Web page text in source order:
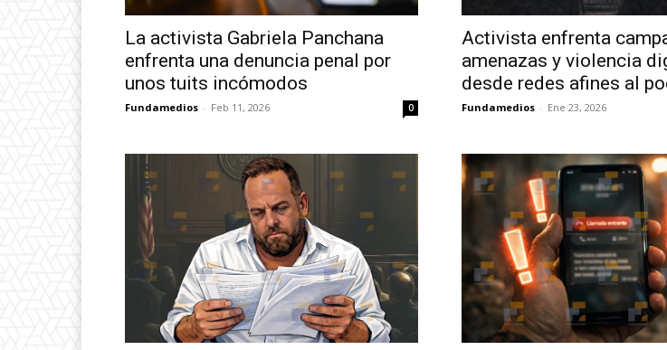
La activista Gabriela Panchana
enfrenta una denuncia penal por
unos tuits incómodos
Fundamedios - Feb 11, 2026 0
Activista enfrenta
amenazas y violencia
desde redes afines al
Fundamedios - Ene 23, 2026